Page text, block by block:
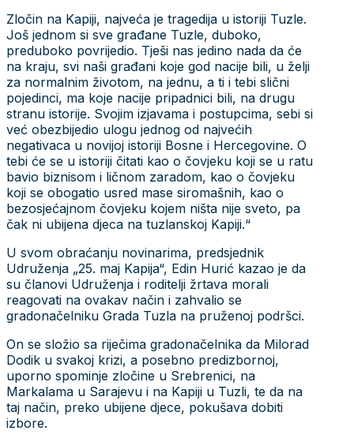
Zločin na Kapiji, najveća je tragedija u istoriji Tuzle.
Još jednom si sve građane Tuzle, duboko,
preduboko povrijedio. Tješi nas jedino nada da će
na kraju, svi naši građani koje god nacije bili, u želji
za normalnim životom, na jednu, a ti i tebi slični
pojedinci, ma koje nacije pripadnici bili, na drugu
stranu istorije. Svojim izjavama i postupcima, sebi si
već obezbijedio ulogu jednog od najvećih
negativaca u novijoj istoriji Bosne i Hercegovine. O
tebi će se u istoriji čitati kao o čovjeku koji se u ratu
bavio biznisom i ličnom zaradom, kao o čovjeku
koji se obogatio usred mase siromašnih, kao o
bezosjećajnom čovjeku kojem ništa nije sveto, pa
čak ni ubijena djeca na tuzlanskoj Kapiji.“
U svom obraćanju novinarima, predsjednik
Udruženja „25. maj Kapija“, Edin Hurić kazao je da
su članovi Udruženja i roditelji žrtava morali
reagovati na ovakav način i zahvalio se
gradonačelniku Grada Tuzla na pruženoj podršci.
On se složio sa riječima gradonačelnika da Milorad
Dodik u svakoj krizi, a posebno predizbornoj,
uporno spominje zločine u Srebrenici, na
Markalama u Sarajevu i na Kapiji u Tuzli, te da na
taj način, preko ubijene djece, pokušava dobiti
izbore.